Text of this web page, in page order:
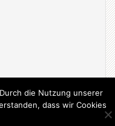
die Nutzung unserer
dass wir Cookies